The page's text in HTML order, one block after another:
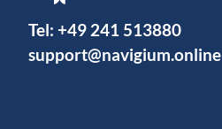
Tel: +49 241 513880
support@navigium.online